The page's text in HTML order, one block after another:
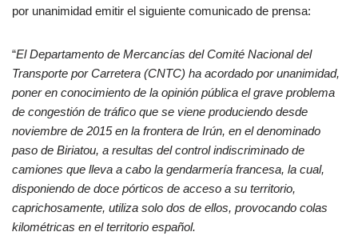
por unanimidad emitir el siguiente comunicado de prensa:
“El Departamento de Mercancías del Comité Nacional del
Transporte por Carretera (CNTC) ha acordado por unanimidad,
poner en conocimiento de la opinión pública el grave problema
de congestión de tráfico que se viene produciendo desde
noviembre de 2015 en la frontera de Irún, en el denominado
paso de Biriatou, a resultas del control indiscriminado de
camiones que lleva a cabo la gendarmería francesa, la cual,
disponiendo de doce pórticos de acceso a su territorio,
caprichosamente, utiliza solo dos de ellos, provocando colas
kilométricas en el territorio español.